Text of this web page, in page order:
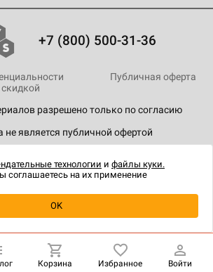
Уведомить о наличии
+7 (800) 500-31-36
разрешено только по согласию
является публичной офертой
Публичная оферта
Корзина Избранное Войти
технологии и файлы куки.
соглашаетесь на их применение
OK